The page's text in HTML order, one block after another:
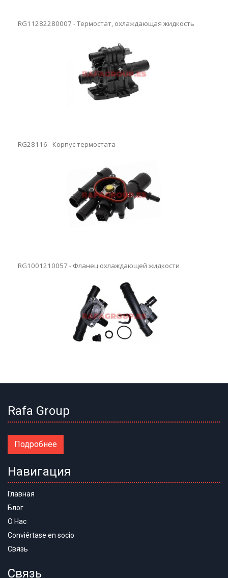
RG11282280007 - Термостат, охлаждающая жидкость
RG28116 - Корпус термостата
RG1001210057 - Фланец охлаждающей жидкости
Rafa Group
Подробнее
Навигация
Главная
Блог
О Нас
Conviértase en socio
Связь
Связь